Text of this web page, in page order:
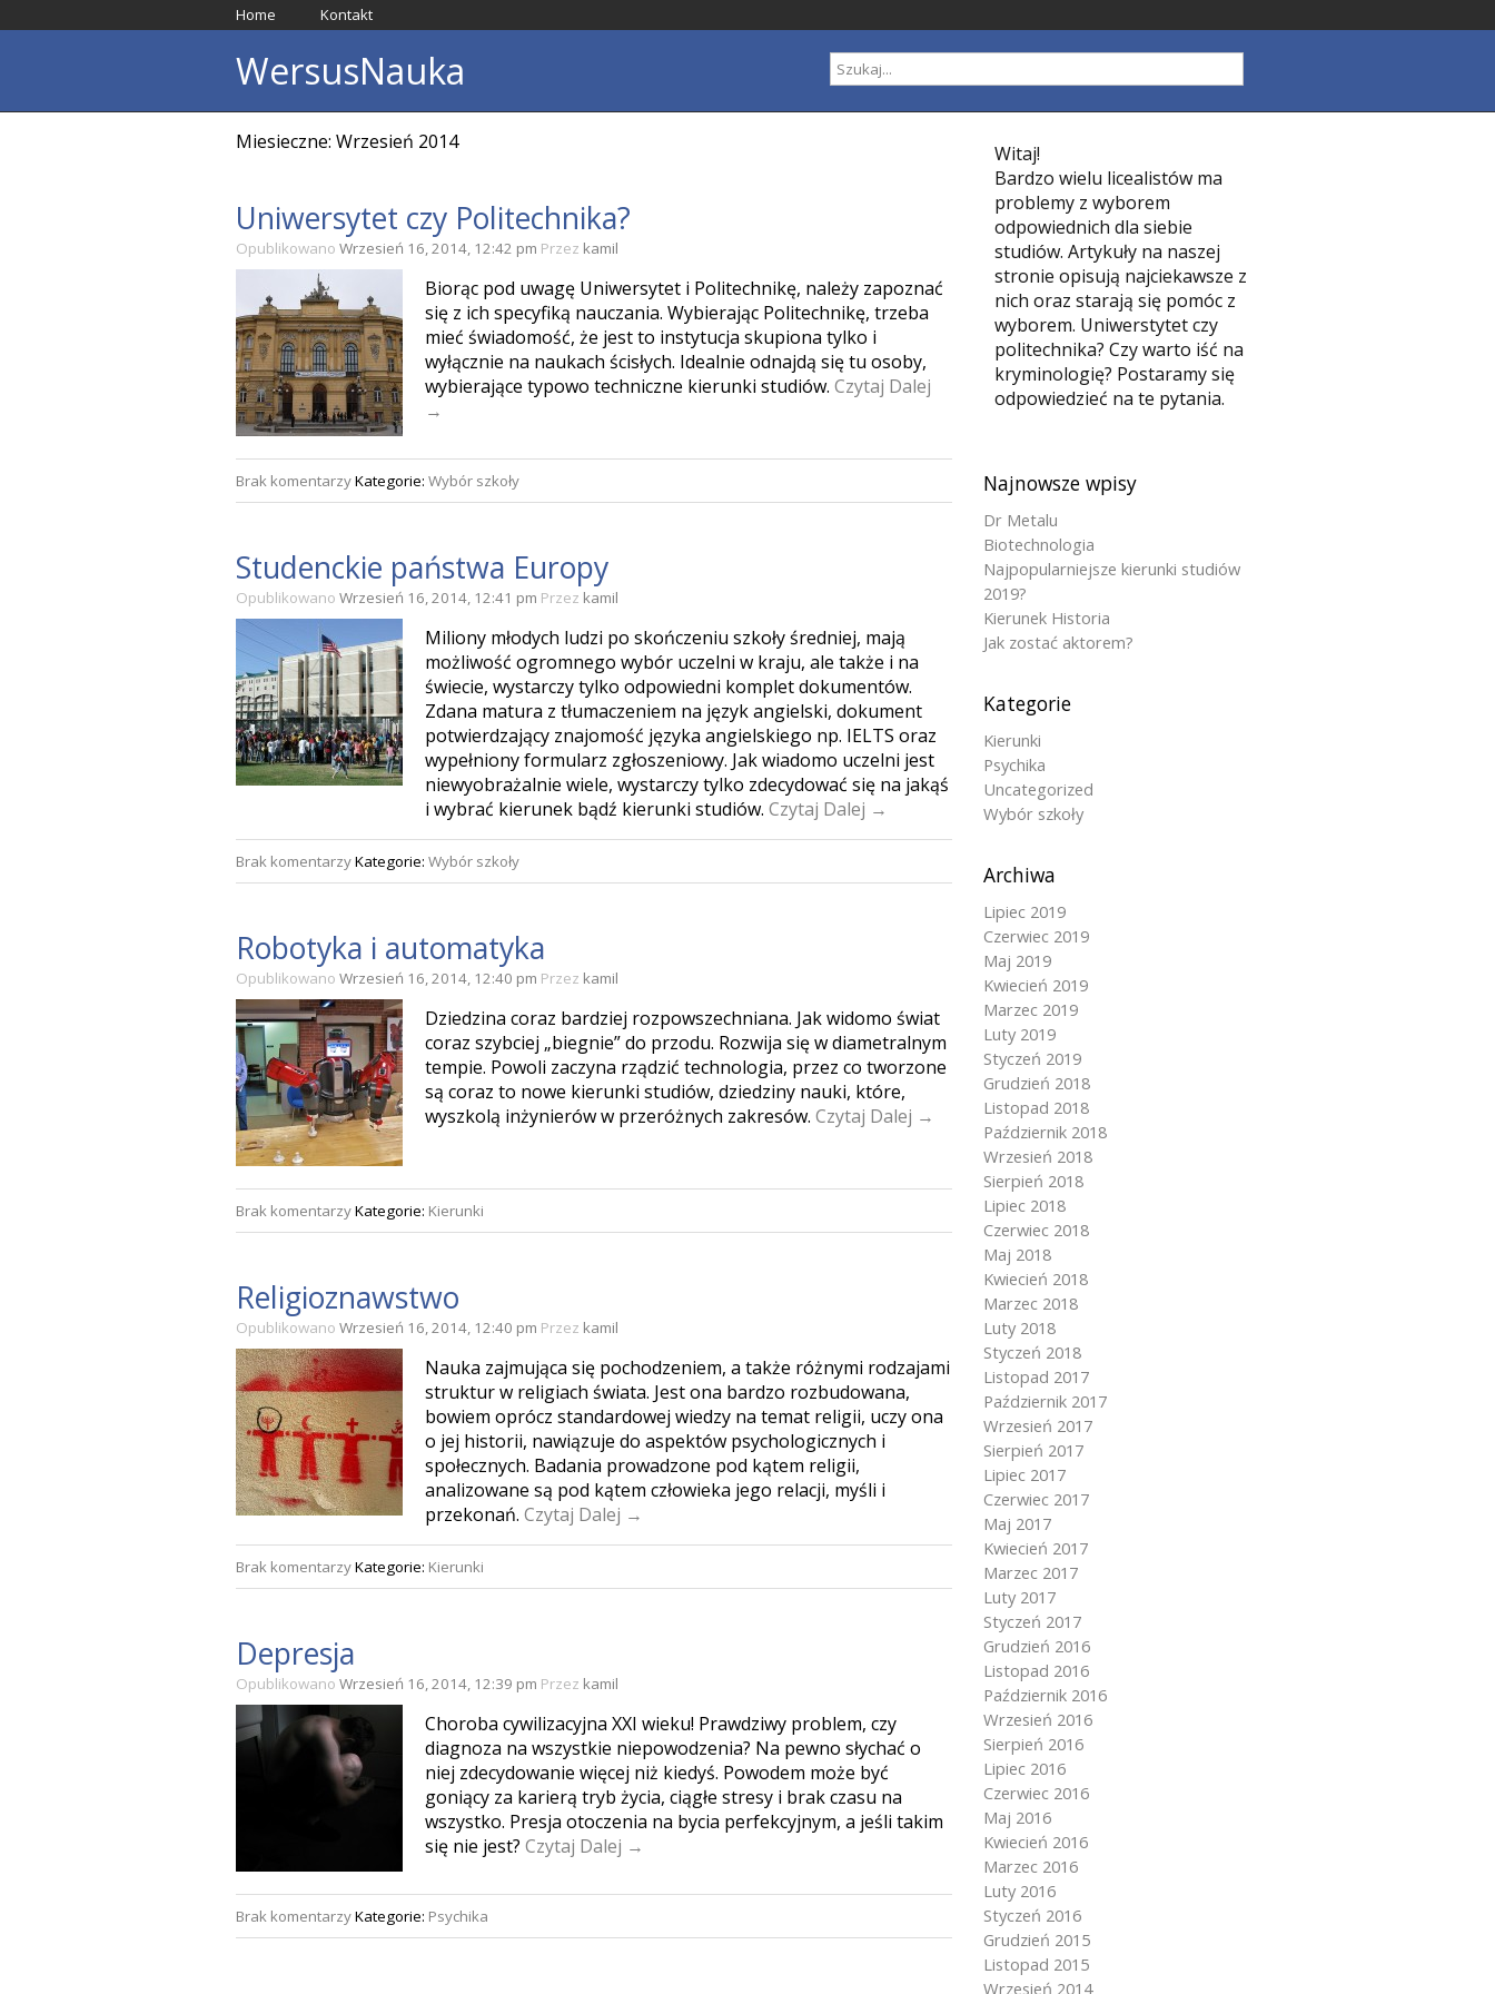
Home Kontakt
WersusNauka
Miesieczne: Wrzesień 2014
Uniwersytet czy Politechnika?
Opublikowano Wrzesień 16, 2014, 12:42 pm Przez kamil
Biorąc pod uwagę Uniwersytet i Politechnikę, należy zapoznać
się z ich specyfiką nauczania. Wybierając Politechnikę, trzeba
mieć świadomość, że jest to instytucja skupiona tylko i
wyłącznie na naukach ścisłych. Idealnie odnajdą się tu osoby,
wybierające typowo techniczne kierunki studiów. Czytaj Dalej
→
Brak komentarzyKategorie: Wybór szkoły
Studenckie państwa Europy
Opublikowano Wrzesień 16, 2014, 12:41 pm Przez kamil
Miliony młodych ludzi po skończeniu szkoły średniej, mają
możliwość ogromnego wybór uczelni w kraju, ale także i na
świecie, wystarczy tylko odpowiedni komplet dokumentów.
Zdana matura z tłumaczeniem na język angielski, dokument
potwierdzający znajomość języka angielskiego np. IELTS oraz
wypełniony formularz zgłoszeniowy. Jak wiadomo uczelni jest
niewyobrażalnie wiele, wystarczy tylko zdecydować się na jakąś
i wybrać kierunek bądź kierunki studiów. Czytaj Dalej →
Brak komentarzyKategorie: Wybór szkoły
Robotyka i automatyka
Opublikowano Wrzesień 16, 2014, 12:40 pm Przez kamil
Dziedzina coraz bardziej rozpowszechniana. Jak widomo świat
coraz szybciej „biegnie” do przodu. Rozwija się w diametralnym
tempie. Powoli zaczyna rządzić technologia, przez co tworzone
są coraz to nowe kierunki studiów, dziedziny nauki, które,
wyszkolą inżynierów w przeróżnych zakresów. Czytaj Dalej →
Brak komentarzyKategorie: Kierunki
Religioznawstwo
Opublikowano Wrzesień 16, 2014, 12:40 pm Przez kamil
Nauka zajmująca się pochodzeniem, a także różnymi rodzajami
struktur w religiach świata. Jest ona bardzo rozbudowana,
bowiem oprócz standardowej wiedzy na temat religii, uczy ona
o jej historii, nawiązuje do aspektów psychologicznych i
społecznych. Badania prowadzone pod kątem religii,
analizowane są pod kątem człowieka jego relacji, myśli i
przekonań. Czytaj Dalej →
Brak komentarzyKategorie: Kierunki
Depresja
Opublikowano Wrzesień 16, 2014, 12:39 pm Przez kamil
Choroba cywilizacyjna XXI wieku! Prawdziwy problem, czy
diagnoza na wszystkie niepowodzenia? Na pewno słychać o
niej zdecydowanie więcej niż kiedyś. Powodem może być
goniący za karierą tryb życia, ciągłe stresy i brak czasu na
wszystko. Presja otoczenia na bycia perfekcyjnym, a jeśli takim
się nie jest? Czytaj Dalej →
Brak komentarzyKategorie: Psychika
Witaj!
Bardzo wielu licealistów ma
problemy z wyborem
odpowiednich dla siebie
studiów. Artykuły na naszej
stronie opisują najciekawsze z
nich oraz starają się pomóc z
wyborem. Uniwerstytet czy
politechnika? Czy warto iść na
kryminologię? Postaramy się
odpowiedzieć na te pytania.
Najnowsze wpisy
Dr Metalu
Biotechnologia
Najpopularniejsze kierunki studiów
2019?
Kierunek Historia
Jak zostać aktorem?
Kategorie
Kierunki
Psychika
Uncategorized
Wybór szkoły
Archiwa
Lipiec 2019
Czerwiec 2019
Maj 2019
Kwiecień 2019
Marzec 2019
Luty 2019
Styczeń 2019
Grudzień 2018
Listopad 2018
Październik 2018
Wrzesień 2018
Sierpień 2018
Lipiec 2018
Czerwiec 2018
Maj 2018
Kwiecień 2018
Marzec 2018
Luty 2018
Styczeń 2018
Listopad 2017
Październik 2017
Wrzesień 2017
Sierpień 2017
Lipiec 2017
Czerwiec 2017
Maj 2017
Kwiecień 2017
Marzec 2017
Luty 2017
Styczeń 2017
Grudzień 2016
Listopad 2016
Październik 2016
Wrzesień 2016
Sierpień 2016
Lipiec 2016
Czerwiec 2016
Maj 2016
Kwiecień 2016
Marzec 2016
Luty 2016
Styczeń 2016
Grudzień 2015
Listopad 2015
Wrzesień 2014